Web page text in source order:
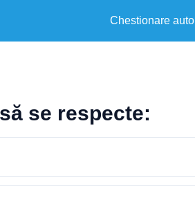
Chestionare auto
se respecte: